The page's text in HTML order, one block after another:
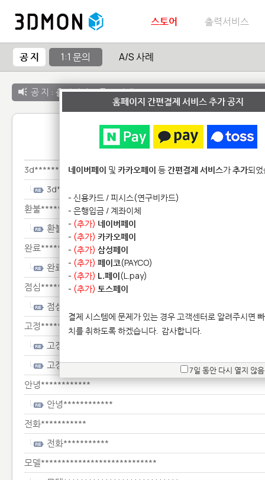
스토어 출력서비스
공 지 1:1 문의 A/S 사례
공 지 : 출력서비스 종료 안내
1:1 문
3d************
3d************
환불*******
환불*******
완료***************
완료***************
점심*************
점심*************
고정*****************************
고정*****************************
고정*****************************
안녕************
안녕************
전화***********
전화***********
모델****************************
홈페이지 간편결제 서비스 추가 공지
네이버페이 및 카카오페이 등간편결제 서비스가추가되
- 신용카드 / 피시스(연구비카드)
- 은행입금 / 계좌이체
- (추가) 네이버페이
- (추가) 카카오페이
- (추가) 삼성페이
- (추가) 페이코(PAYCO)
- (추가) L.페이(L.pay)
- (추가) 토스페이
결제 시스템에 문제가 있는 경우 고객센터로 알려주시면
치를 취하도록 하겠습니다. 감사합니다.
7일 동안 다시 열지 않음